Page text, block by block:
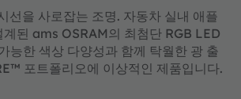
선을 사로잡는 조명. 자동차 실내 애플
된 ams OSRAM의 최첨단 RGB LED
능한 색상 다양성과 함께 탁월한 광 출
포트폴리오에 이상적인 제품입니다.